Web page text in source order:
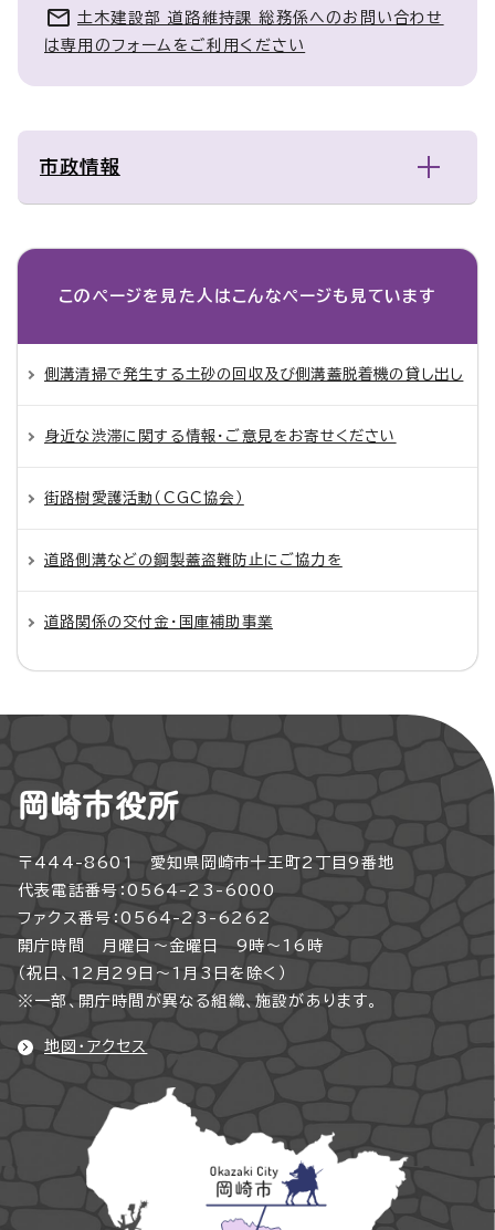
土木建設部 道路維持課 総務係へのお問い合わせ
は専用のフォームをご利用ください
市政情報
このページを見た人は こんなページも見ています
側溝清掃で発生する土砂の回収及び側溝蓋脱着機の貸し出し
身近な渋滞に関する情報・ご意見をお寄せください
街路樹愛護活動（CGC協会）
道路側溝などの鋼製蓋盗難防止にご協力を
道路関係の交付金・国庫補助事業
岡崎市役所
〒444-8601 愛知県岡崎市十王町2丁目9番地
代表電話番号：0564-23-6000
ファクス番号：0564-23-6262
開庁時間 月曜日～金曜日 9時～16時
（祝日、12月29日～1月3日を除く）
※一部、開庁時間が異なる組織、施設があります。
地図・アクセス